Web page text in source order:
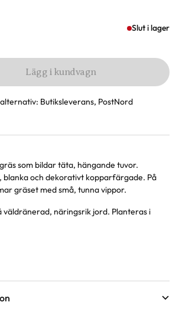
Slut i lager
Lägg i kundvagn
Butiksleverans, PostNord
som bildar täta, hängande tuvor.
blanka och dekorativt kopparfärgade. På
gräset med små, tunna vippor.
väldränerad, näringsrik jord. Planteras i